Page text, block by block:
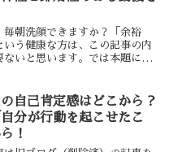
毎朝洗顔できますか？「余裕
いう健康な方は、この記事の内
ないと思います。では本題に入
歯磨きなどをするのがしんどく
。なぜなんでしょう...
自己肯定感はどこから？
分が行動を起こせたこ
！